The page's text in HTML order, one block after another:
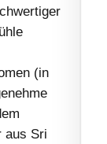
(in
aus Sri